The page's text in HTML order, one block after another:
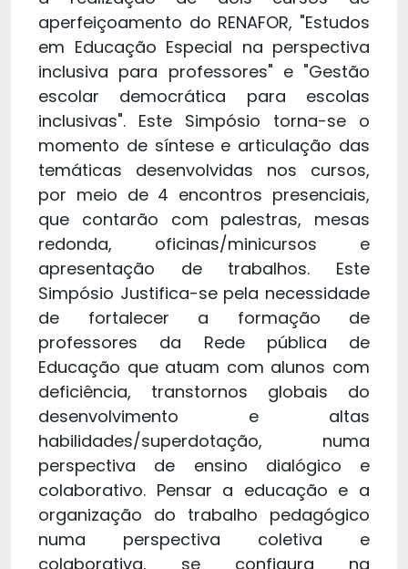
aperfeiçoamento do RENAFOR, "Estudos
em Educação Especial na perspectiva
inclusiva para professores" e "Gestão
escolar democrática para escolas
inclusivas". Este Simpósio torna-se o
momento de síntese e articulação das
temáticas desenvolvidas nos cursos,
por meio de 4 encontros presenciais,
que contarão com palestras, mesas
redonda, oficinas/minicursos e
apresentação de trabalhos. Este
Simpósio Justifica-se pela necessidade
de fortalecer a formação de
professores da Rede pública de
Educação que atuam com alunos com
deficiência, transtornos globais do
desenvolvimento e altas
habilidades/superdotação, numa
perspectiva de ensino dialógico e
colaborativo. Pensar a educação e a
organização do trabalho pedagógico
numa perspectiva coletiva e
colaborativa, se configura na